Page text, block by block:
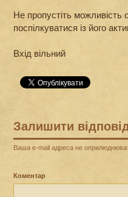
Не пропустіть можливість
поспілкуватися із його
Вхід вільний
Залишити
Ваша e-mail адреса не
Коментар